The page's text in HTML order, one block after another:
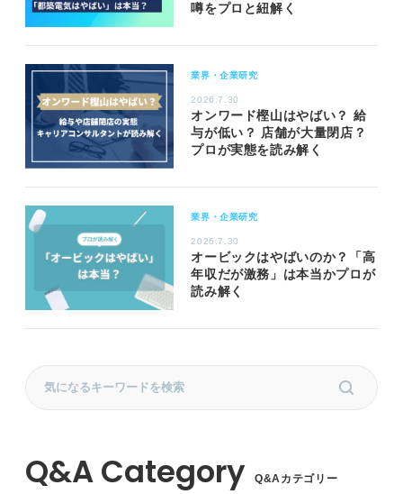
噂をプロと紐解く
業界・企業研究
2026.7.30
オンワード樫山はやばい？ 給
与が低い？ 店舗が大量閉店？
プロが実態を読み解く
業界・企業研究
2026.7.30
オービックはやばいのか？「高
年収だが激務」は本当かプロが
読み解く
Q&Aカテゴリー